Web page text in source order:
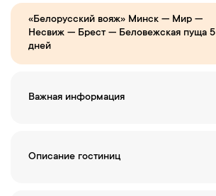
«Белорусский вояж» Минск — Мир —
Несвиж — Брест — Беловежская пуща 5
дней
Важная информация
Описание гостиниц